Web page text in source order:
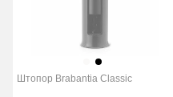
Штопор Brabantia Classic